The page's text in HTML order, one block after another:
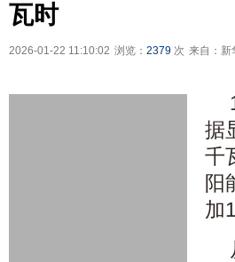
瓦时
2026-01-22 11:10:02 浏览： 2379 次 来自：新
据
千
阳
加